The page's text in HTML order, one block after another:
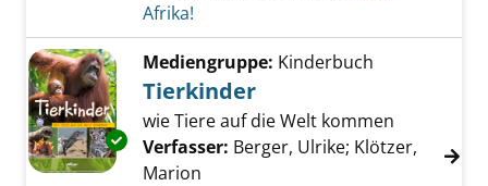
Afrika!
Exemplar-Details von Tierkinder anzeigen
Mediengruppe: Kinderbuch
Tierkinder
wie Tiere auf die Welt kommen
Verfasser: Berger, Ulrike; Klötzer,
Marion